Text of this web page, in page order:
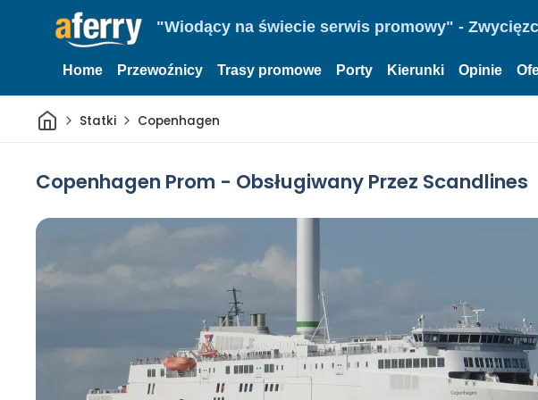
"Wiodący na świecie serwis promowy" -
Home Przewoźnicy Trasy promowe Porty Kierunki Opinie
DomStatki Copenhagen
Copenhagen Prom - Obsługiwany Przez Scandlines